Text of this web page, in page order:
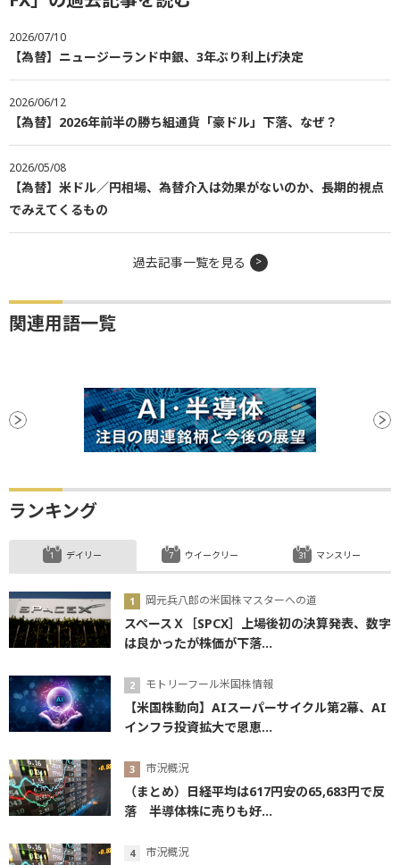
2026/07/10
【為替】ニュージーランド中銀、3年ぶり利上げ決定
2026/06/12
【為替】2026年前半の勝ち組通貨「豪ドル」下落、なぜ？
2026/05/08
【為替】米ドル／円相場、為替介入は効果がないのか、長期的視点
でみえてくるもの
過去記事一覧を見る
関連用語一覧
ランキング
デイリー
岡元兵八郎の米国株マスターへの道
スペースＸ［SPCX］上場後初の決算発表、数字
は良かったが株価が下落...
モトリーフール米国株情報
【米国株動向】AIスーパーサイクル第2幕、AI
インフラ投資拡大で恩恵...
市況概況
（まとめ）日経平均は617円安の65,683円で反
落 半導体株に売りも好...
市況概況
ウイークリー マンスリー